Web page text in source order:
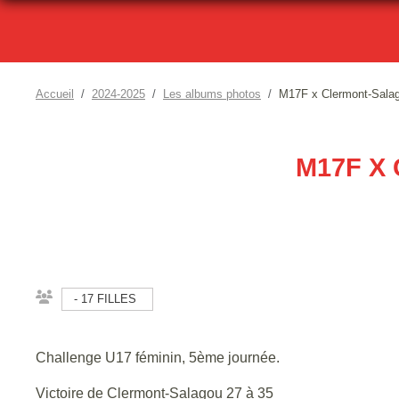
Accueil 2024-2025 Les albums photos M17F x Clermont-
M17F X
- 17 FILLES
Challenge U17 féminin, 5ème journée.
Victoire de Clermont-Salagou 27 à 35